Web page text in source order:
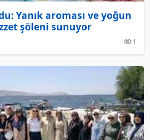
Yanık aroması ve yoğun
şöleni sunuyor
1